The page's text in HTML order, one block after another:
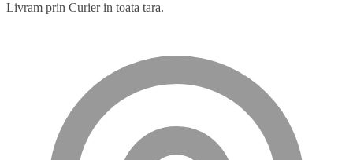
Livram prin Curier in toata tara.